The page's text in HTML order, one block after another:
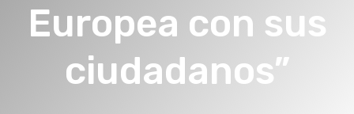
Europea con sus
ciudadanos”